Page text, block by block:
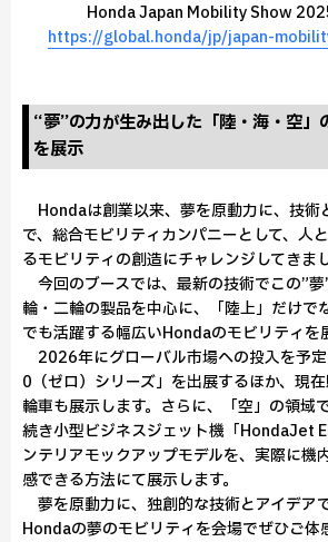
Honda Japan Mobility Show
https://global.honda/jp/japan-
“夢”の力が生み出した「陸・海・空」
を展示
Hondaは創業以来、夢を原動力に、技術
で、総合モビリティカンパニーとして、人
るモビリティの創造にチャレンジしてきまし
今回のブースでは、最新の技術でこの”
輪・二輪の製品を中心に、「陸上」だけで
でも活躍する幅広いHondaのモビリティを
2026年にグローバル市場への投入を予
0（ゼロ）シリーズ」を出展するほか、現
輪車も展示します。さらに、「空」の領域
続き小型ビジネスジェット機「HondaJet
ンテリアモックアップモデルを、実際に機
感できる方法にて展示します。
夢を原動力に、独創的な技術とアイデア
Hondaの夢のモビリティを会場でぜひご体